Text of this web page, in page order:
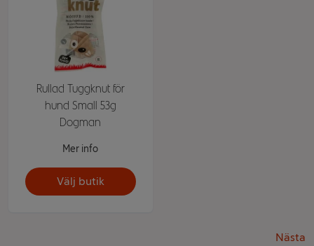
Rullad Tuggknut för
hund Small 53g
Dogman
Mer info
Välj butik
Nästa